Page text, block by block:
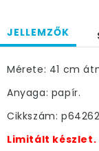
JELLEMZŐK
Mérete: 41 cm
Anyaga: papír.
Cikkszám: p64262
Limitált készlet.